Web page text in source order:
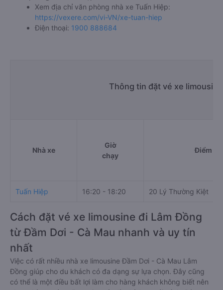
Xem địa chỉ văn phòng nhà xe Tuấn Hiệp:
https://vexere.com/vi-VN/xe-tuan-hiep
Điện thoại: 1900 888684
Thông tin đặt vé xe
Nhà xe
Giờ
chạy
Điểm đi
Tuấn Hiệp 16:20 - 18:20 20 Lý Thường Kiệt
Cách đặt vé xe limousine đi Lâm Đồng
từ Đầm Dơi - Cà Mau nhanh và uy tín
nhất
Việc có rất nhiều nhà xe limousine Đầm Dơi - Cà Mau Lâm
Đồng giúp cho du khách có đa dạng sự lựa chọn. Đây cũng
có thể là một điều bất lợi làm cho hàng khách không biết nên